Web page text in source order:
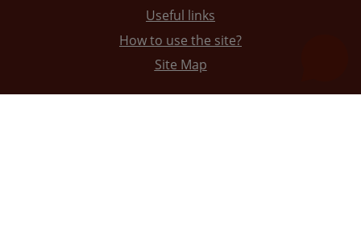
Useful links
How to use the site?
Site Map